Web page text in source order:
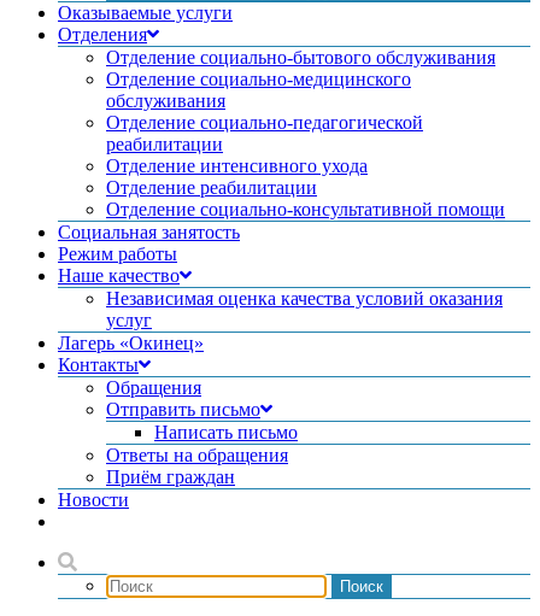
Оказываемые услуги
Отделения
Отделение социально-бытового обслуживания
Отделение социально-медицинского
обслуживания
Отделение социально-педагогической
реабилитации
Отделение интенсивного ухода
Отделение реабилитации
Отделение социально-консультативной помощи
Социальная занятость
Режим работы
Наше качество
Независимая оценка качества условий оказания
услуг
Лагерь «Окинец»
Контакты
Обращения
Отправить письмо
Написать письмо
Ответы на обращения
Приём граждан
Новости